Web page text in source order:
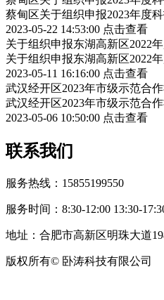
蔡甸区关于组织申报2023年度
2023-05-22 14:53:00 点击查看
关于组织申报东湖高新区2022
关于组织申报东湖高新区2022
2023-05-11 16:16:00 点击查看
武汉经开区2023年市级示范合
武汉经开区2023年市级示范合
2023-05-06 10:50:00 点击查看
联系我们
服务热线：15855199550
服务时间：8:30-12:00 13:30-
地址：合肥市高新区明珠大道
版权所有© 卧涛科技有限公司